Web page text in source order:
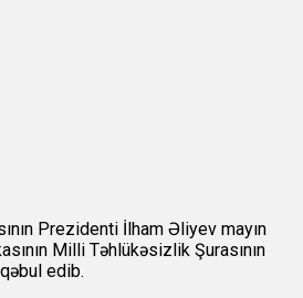
Prezidenti İlham Əliyev mayın
Milli Təhlükəsizlik Şurasının
edib.